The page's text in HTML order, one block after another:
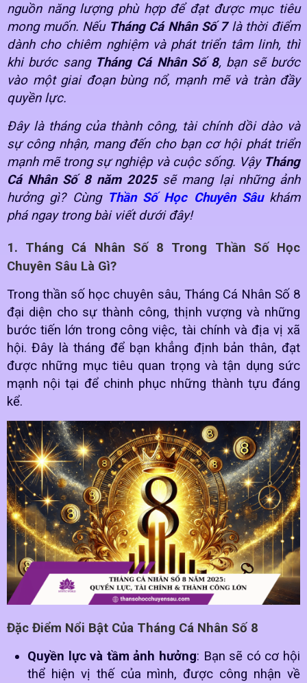
nguồn năng lượng phù hợp để đạt được mục tiêu
mong muốn. Nếu Tháng Cá Nhân Số 7là thời điểm
dành cho chiêm nghiệm và phát triển tâm linh, thì
khi bước sang Tháng Cá Nhân Số 8, bạn sẽ bước
vào một giai đoạn bùng nổ, mạnh mẽ và tràn đầy
quyền lực.
Đây là tháng của thành công, tài chính dồi dào và
sự công nhận, mang đến cho bạn cơ hội phát triển
mạnh mẽ trong sự nghiệp và cuộc sống. Vậy Tháng
Cá Nhân Số 8 năm 2025sẽ mang lại những ảnh
hưởng gì? Cùng Thần Số Học Chuyên Sâukhám
phá ngay trong bài viết dưới đây!
1. Tháng Cá Nhân Số 8 Trong Thần Số Học
Chuyên Sâu Là Gì?
Trong thần số học chuyên sâu, Tháng Cá Nhân Số 8
đại diện cho sự thành công, thịnh vượng và những
bước tiến lớn trong công việc, tài chính và địa vị xã
hội. Đây là tháng để bạn khẳng định bản thân, đạt
được những mục tiêu quan trọng và tận dụng sức
mạnh nội tại để chinh phục những thành tựu đáng
kể.
Đặc Điểm Nổi Bật Của Tháng Cá Nhân Số 8
Quyền lực và tầm ảnh hưởng: Bạn sẽ có cơ hội
thể hiện vị thế của mình, được công nhận về